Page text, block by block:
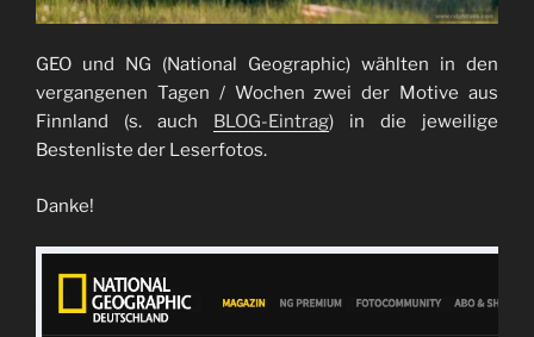
GEO und NG (National Geographic) wählten in den
vergangenen Tagen / Wochen zwei der Motive aus
Finnland (s. auch
BLOG-Eintrag) in die jeweilige
Bestenliste der Leserfotos.
Danke!